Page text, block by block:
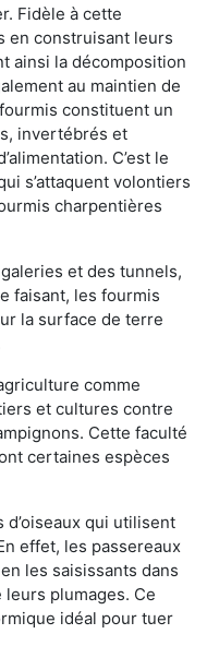
Fidèle à cette
en construisant leurs
ainsi la décomposition
au maintien de
constituent un
invertébrés et
C’est le
s’attaquent volontiers
charpentières
et des tunnels,
faisant, les fourmis
la surface de terre
comme
et cultures contre
Cette faculté
certaines espèces
d’oiseaux qui utilisent
effet, les passereaux
les saisissants dans
plumages. Ce
idéal pour tuer